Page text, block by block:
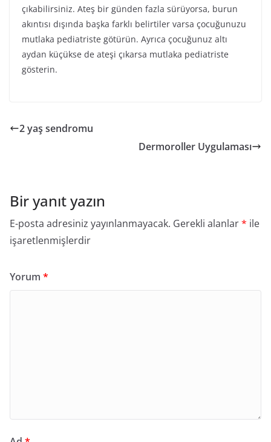
çıkabilirsiniz. Ateş bir günden fazla sürüyorsa, burun
akıntısı dışında başka farklı belirtiler varsa çocuğunuzu
mutlaka pediatriste götürün. Ayrıca çocuğunuz altı
aydan küçükse de ateşi çıkarsa mutlaka pediatriste
gösterin.
2 yaş sendromu
Dermoroller Uygulaması
Bir yanıt yazın
E-posta adresiniz yayınlanmayacak. Gerekli alanlar* ile
işaretlenmişlerdir
Yorum *